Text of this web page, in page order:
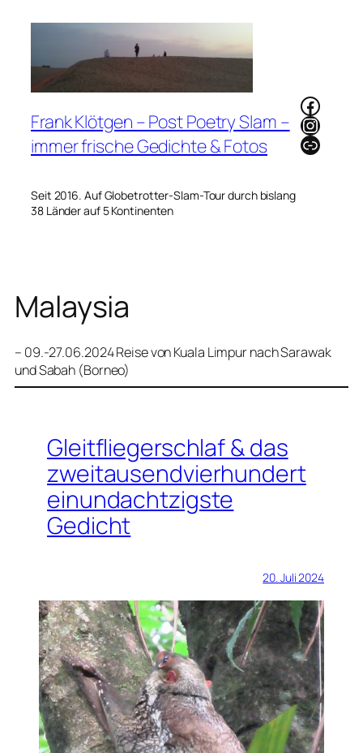
Frank Klötgen – Post Poetry Slam –
immer frische Gedichte & Fotos
Seit 2016. Auf Globetrotter-Slam-Tour durch bislang
38 Länder auf 5 Kontinenten
Link
Malaysia
– 09.-27.06.2024 Reise von Kuala Limpur nach Sarawak
und Sabah (Borneo)
Gleitfliegerschlaf & das
zweitausendvierhundert
einundachtzigste
Gedicht
20. Juli 2024